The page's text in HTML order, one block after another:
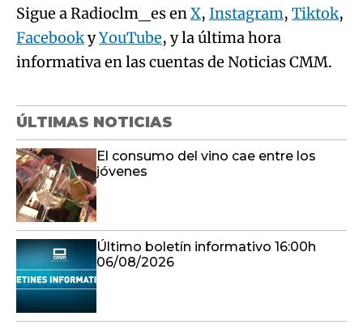
Sigue a Radioclm_es enX, Instagram, Tiktok,
FacebookyYouTube, y la última hora
informativa en las cuentas de Noticias CMM.
ÚLTIMAS NOTICIAS
El consumo del vino cae entre los
jóvenes
Último boletín informativo 16:00h
06/08/2026